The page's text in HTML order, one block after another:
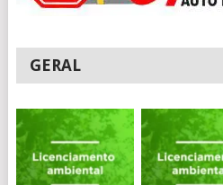
GERAL